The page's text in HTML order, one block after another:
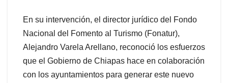
En su intervención, el director jurídico del Fondo
Nacional del Fomento al Turismo (Fonatur),
Alejandro Varela Arellano, reconoció los esfuerzos
que el Gobierno de Chiapas hace en colaboración
con los ayuntamientos para generar este nuevo